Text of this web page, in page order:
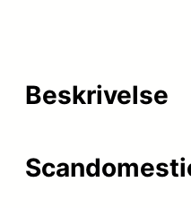
Beskrivelse